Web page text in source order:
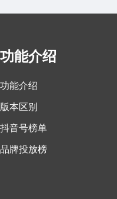
功能介绍
功能介绍
版本区别
抖音号榜单
品牌投放榜